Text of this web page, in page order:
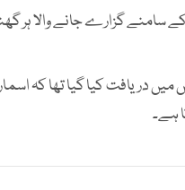
گزارے جانے والا ہر گھنٹہ کسی فرد
دریافت کیا گیا تھا کہ
ہے۔